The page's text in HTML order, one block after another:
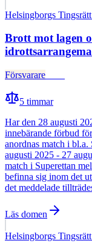
Helsingborgs Tingsrätt
Brott mot lagen
Försvarare
5 timmar
Har den 28 augusti
innebärande förbud
anordnas match i
augusti 2025 - 27
match i Superettan
befinna sig inom det
det meddelade
Läs domen
Helsingborgs Tingsrätt